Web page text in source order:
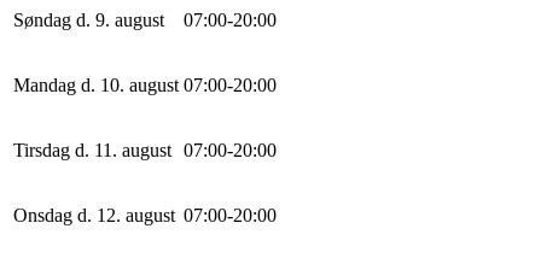
Søndag d. 9. august 07:00-20:00
Mandag d. 10. august 07:00-20:00
Tirsdag d. 11. august 07:00-20:00
Onsdag d. 12. august 07:00-20:00